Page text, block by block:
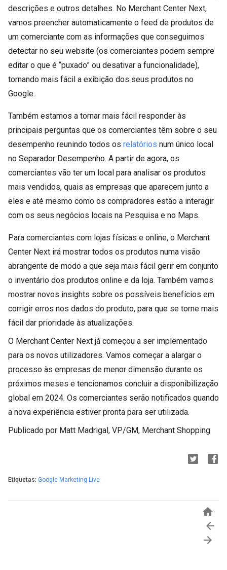
descrições e outros detalhes. No Merchant Center Next,
vamos preencher automaticamente o feed de produtos de
um comerciante com as informações que conseguimos
detectar no seu website (os comerciantes podem sempre
editar o que é “puxado” ou desativar a funcionalidade),
tornando mais fácil a exibição dos seus produtos no
Google.
Também estamos a tornar mais fácil responder às
principais perguntas que os comerciantes têm sobre o seu
desempenho reunindo todos os relatórios num único local
no Separador Desempenho. A partir de agora, os
comerciantes vão ter um local para analisar os produtos
mais vendidos, quais as empresas que aparecem junto a
eles e até mesmo como os compradores estão a interagir
com os seus negócios locais na Pesquisa e no Maps.
Para comerciantes com lojas físicas e online, o Merchant
Center Next irá mostrar todos os produtos numa visão
abrangente de modo a que seja mais fácil gerir em conjunto
o inventário dos produtos online e da loja. Também vamos
mostrar novos insights sobre os possíveis benefícios em
corrigir erros nos dados do produto, para que se torne mais
fácil dar prioridade às atualizações.
O Merchant Center Next já começou a ser implementado
para os novos utilizadores. Vamos começar a alargar o
processo às empresas de menor dimensão durante os
próximos meses e tencionamos concluir a disponibilização
global em 2024. Os comerciantes serão notificados quando
a nova experiência estiver pronta para ser utilizada.
Publicado por Matt Madrigal, VP/GM, Merchant Shopping
Etiquetas: Google Marketing Live


